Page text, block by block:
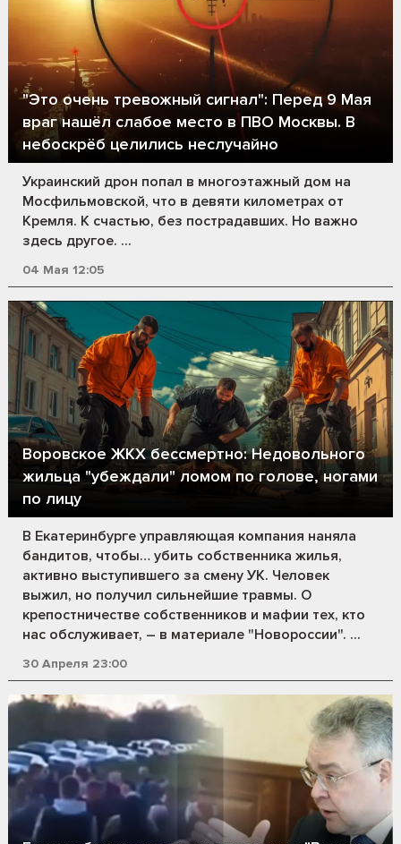
"Это очень тревожный сигнал": Перед 9 Мая
враг нашёл слабое место в ПВО Москвы. В
небоскрёб целились неслучайно
Украинский дрон попал в многоэтажный дом на
Мосфильмовской, что в девяти километрах от
Кремля. К счастью, без пострадавших. Но важно
здесь другое. ...
04 Мая 12:05
Воровское ЖКХ бессмертно: Недовольного
жильца "убеждали" ломом по голове, ногами
по лицу
В Екатеринбурге управляющая компания наняла
бандитов, чтобы… убить собственника жилья,
активно выступившего за смену УК. Человек
выжил, но получил сильнейшие травмы. О
крепостничестве собственников и мафии тех, кто
нас обслуживает, – в материале "Новороссии". ...
30 Апреля 23:00